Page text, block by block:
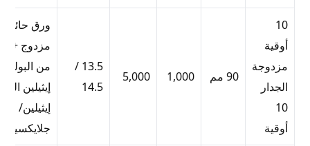
10
أوقية
مزدوجة
الجدار
10
أوقية
90 مم 1,000
5,000
13.5 /
14.5
ورق حائط
مزدوج +
من البولي
إيثيلين
إيثيلين/